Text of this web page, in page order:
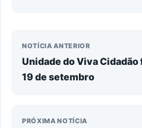
NOTÍCIA ANTERIOR
Unidade do Viva Cidadão
19 de setembro
PRÓXIMA NOTÍCIA